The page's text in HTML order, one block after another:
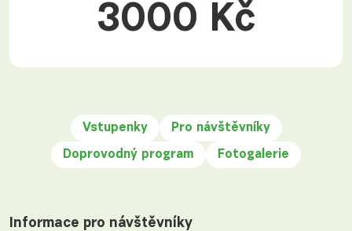
3000 Kč
Vstupenky Pro návštěvníky
Doprovodný program Fotogalerie
Informace pro návštěvníky